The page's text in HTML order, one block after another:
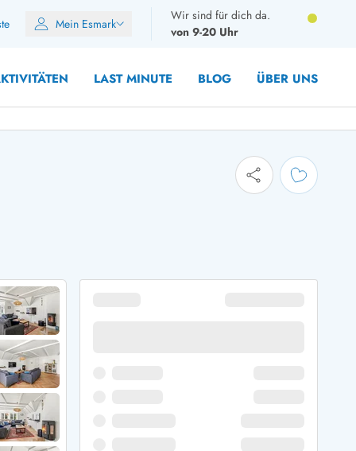
Mein Esmark
Wir sind für dich da.
von 9-20 Uhr
LAST MINUTE BLOG ÜBER UNS
Weihnachten